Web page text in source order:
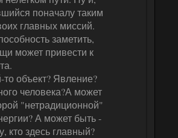
поначалу таким
главных миссий.
заметить,
может привести к
объект? Явление?
человека?А может
"нетрадиционной"
А может быть -
кто здесь главный?